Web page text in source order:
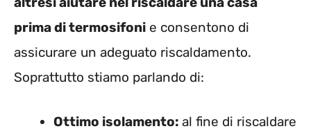
prima di termosifoni e consentono di
assicurare un adeguato riscaldamento.
Soprattutto stiamo parlando di:
Ottimo isolamento: al fine di riscaldare